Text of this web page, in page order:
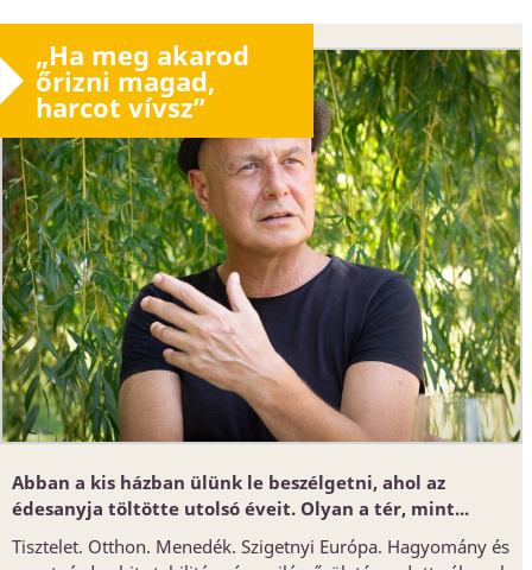
„Ha meg akarod
őrizni magad,
harcot vívsz”
Abban a kis házban ülünk le beszélgetni, ahol az
édesanyja töltötte utolsó éveit. Olyan a tér, mint...
Tisztelet. Otthon. Menedék. Szigetnyi Európa. Hagyomány és